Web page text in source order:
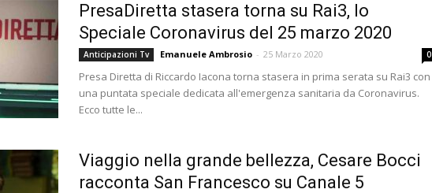
PresaDiretta stasera torna su Rai3, lo
Speciale Coronavirus del 25 marzo 2020
Anticipazioni Tv Emanuele Ambrosio - 25 Marzo 2020 0
Presa Diretta di Riccardo Iacona torna stasera in prima serata su Rai3 con
una puntata speciale dedicata all'emergenza sanitaria da Coronavirus.
Ecco tutte le...
Viaggio nella grande bellezza, Cesare Bocci
racconta San Francesco su Canale 5